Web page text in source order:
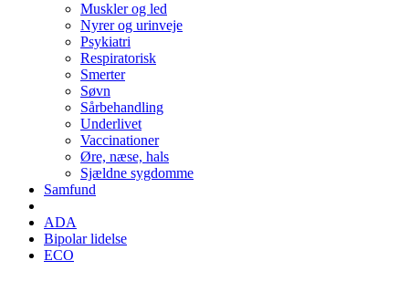
Muskler og led
Nyrer og urinveje
Psykiatri
Respiratorisk
Smerter
Søvn
Sårbehandling
Underlivet
Vaccinationer
Øre, næse, hals
Sjældne sygdomme
Samfund
ADA
Bipolar lidelse
ECO